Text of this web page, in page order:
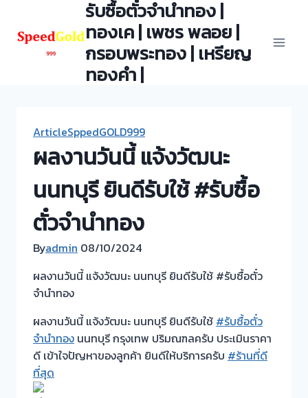
content
รับซื้อตั๋วจำนำทอง |
ทองเค | เพชร พลอย |
กรอบพระทอง | เหรียญ
ทองคำ |
ArticleSppedGOLD999
ผลงานวันนี้ แจ้งวัฒนะ
นนทบุรี ยินดีรับใช้ #รับซื้อ
ตั๋วจำนำทอง
Byadmin 08/10/2024
ผลงานวันนี้ แจ้งวัฒนะ นนทบุรี ยินดีรับใช้ #รับซื้อตั๋ว
จำนำทอง
ผลงานวันนี้ แจ้งวัฒนะ นนทบุรี ยินดีรับใช้ #รับซื้อตั๋ว
จำนำทอง นนทบุรี กรุงเทพ ปริมณฑลครับ ประเมินราคา
ดี เข้าใจปัญหาของลูกค้า ยินดีให้บริการครับ #ร้านที่ดี
ที่สุด